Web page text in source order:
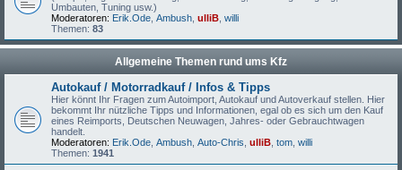
Umbauten, Tuning usw.)
Moderatoren: Erik.Ode Ambush ulliB willi
Themen: 83
Allgemeine Themen rund ums Kfz
Autokauf / Motorradkauf / Infos & Tipps
Hier könnt Ihr Fragen zum Autoimport, Autokauf und Autoverkauf stellen. Hier
bekommt Ihr nützliche Tipps und Informationen, egal ob es sich um den Kauf
eines Reimports, Deutschen Neuwagen, Jahres- oder Gebrauchtwagen
handelt.
Moderatoren: Erik.Ode Ambush Auto-Chris ulliB tom willi
Themen: 1941